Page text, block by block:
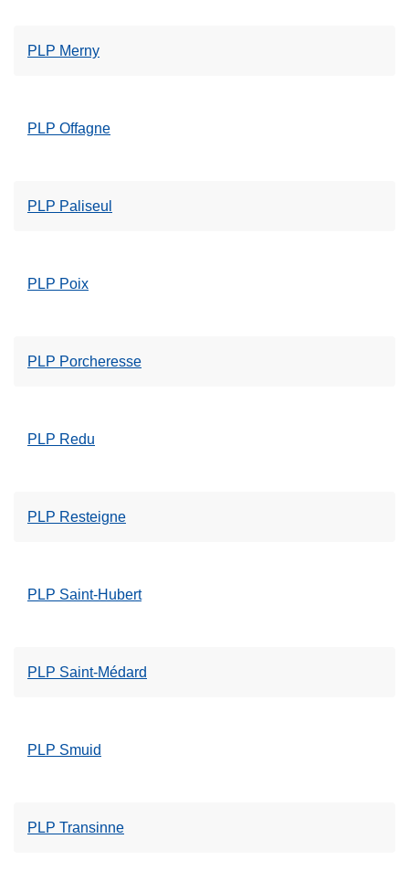
PLP Merny
PLP Offagne
PLP Paliseul
PLP Poix
PLP Porcheresse
PLP Redu
PLP Resteigne
PLP Saint-Hubert
PLP Saint-Médard
PLP Smuid
PLP Transinne